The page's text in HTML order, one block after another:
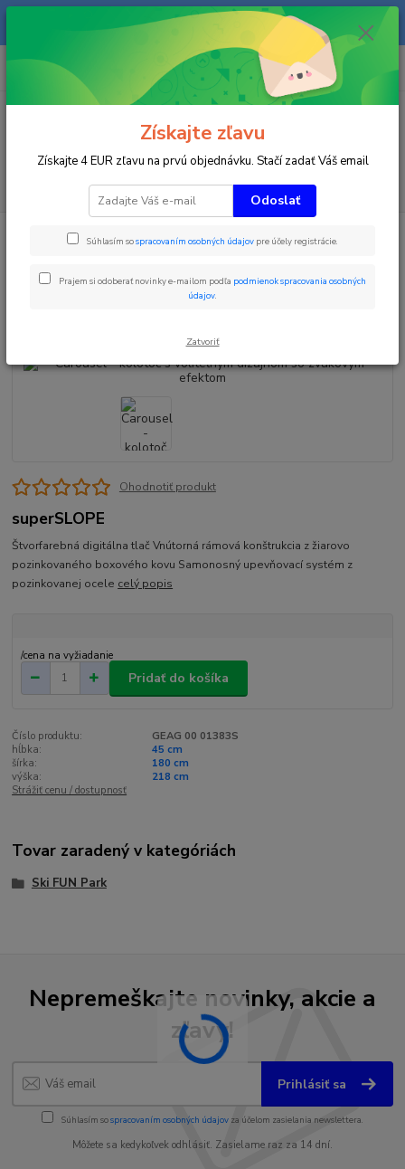
Na našom eshope sa priebežne pracuje a tovar sa priebežne dopĺňa. radi
Vás obslúžime i telefonicky na +421 911 906 066.
+421903906066
(Po-Pia, 9-16 hod.)
Zimné športy
dizajnom so zvukovým efektom
Carousel - kolotoč s voliteľným
Ohodnotiť produkt
superSLOPE
Štvorfarebná digitálna tlač Vnútorná rámová konštrukcia z žiarovo
pozinkovaného boxového kovu Samonosný upevňovací systém z
pozinkovanej ocele celý popis
/cena na vyžiadanie
Pridať do košíka
Číslo produktu:
GEAG 00 01383S
hĺbka:
45 cm
šírka:
180 cm
výška:
218 cm
Strážiť cenu / dostupnosť
Tovar zaradený v kategóriách
Ski FUN Park
Nepremeškajte novinky, akcie a
zľavy!
Prihlásiť sa
Súhlasím sospracovaním osobných údajov za účelom zasielania newslettera.
Môžete sa kedykoľvek odhlásiť. Zasielame raz za 14 dní.
Získajte zľavu
Získajte 4 EUR zľavu na prvú objednávku. Stačí zadať Váš email
Odoslať
Súhlasím sospracovaním osobných údajov pre účely registrácie.
Prajem si odoberať novinky e-mailom podľa podmienok spracovania osobných
údajov
Zatvoriť